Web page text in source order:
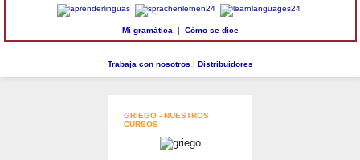
Mi gramática | Cómo se dice
Trabaja con nosotros | Distribuidores
GRIEGO - NUESTROS
CURSOS